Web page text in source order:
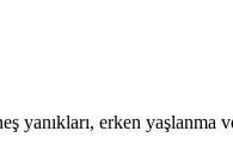
yanıkları, erken